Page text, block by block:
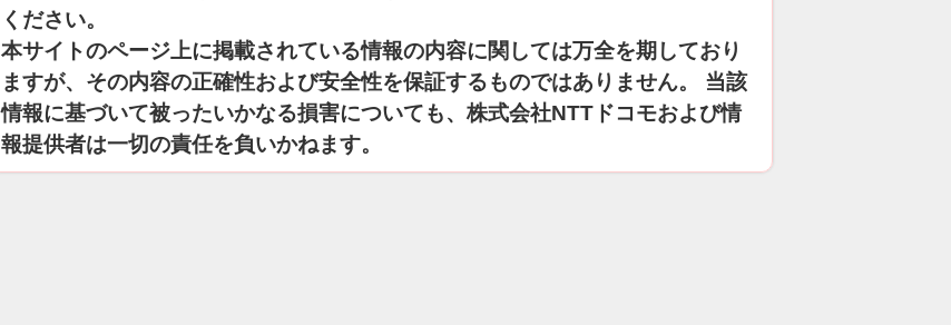
ください。
本サイトのページ上に掲載されている情報の内容に関しては万全を期しており
ますが、その内容の正確性および安全性を保証するものではありません。 当該
情報に基づいて被ったいかなる損害についても、株式会社NTTドコモおよび情
報提供者は一切の責任を負いかねます。